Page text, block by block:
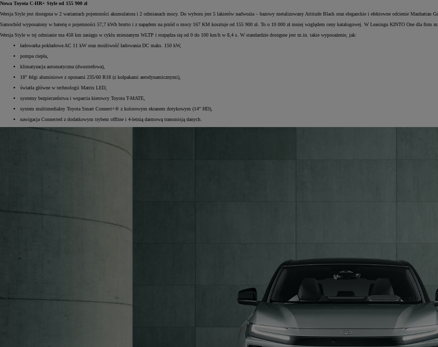
Nowa Toyota C-HR+ Style od 155 900 zł
Wersja Style jest dostępna w 2 wariantach pojemności akumulatora i 2 odmianach mocy. Do wyboru jest 5 lakierów nadwozia – bazowy metalizowany Attitude Black oraz eleganckie i efektowne odcienie Manhattan
Samochód wyposażony w baterię o pojemności 57,7 kWh brutto i z napędem na przód o mocy 167 KM kosztuje od 155 900 zł. To o 10 000 zł mniej względem ceny katalogowej. W Leasingu KINTO One dla firm
Wersja Style w tej odmianie ma 458 km zasięgu w cyklu mieszanym WLTP i rozpędza się od 0 do 100 km/h w 8,4 s. W standardzie dostępne jest m.in. takie wyposażenie, jak:
ładowarka pokładowa AC 11 kW oraz możliwość ładowania DC maks. 150 kW,
pompa ciepła,
klimatyzacja automatyczna (dwustrefowa),
18" felgi aluminiowe z oponami 235/60 R18 (z kołpakami aerodynamicznymi),
światła główne w technologii Matrix LED,
systemy bezpieczeństwa i wsparcia kierowcy Toyota T-MATE,
system multimedialny Toyota Smart Connect+® z kolorowym ekranem dotykowym (14" HD),
nawigacja Connected z dodatkowym trybem offline i 4-letnią darmową transmisją danych.